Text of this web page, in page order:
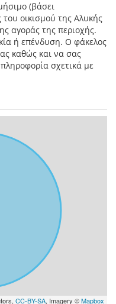
(βάσει
οικισμού της Αλυκής
αγοράς της περιοχής.
ή επένδυση. Ο φάκελος
καθώς και να σας
σχετικά με
CC-BY-SA, Imagery ©Mapbox